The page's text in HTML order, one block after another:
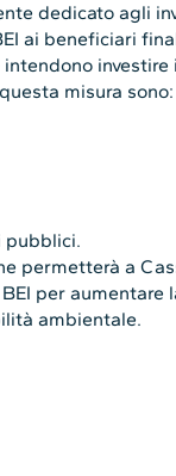
dedicato agli
ai beneficiari
misura sono:
pubblici.
permetterà a
per aumentare
ambientale.